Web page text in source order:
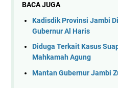
BACA JUGA
Kadisdik Provinsi Jambi
Gubernur Al Haris
Diduga Terkait Kasus
Mahkamah Agung
Mantan Gubernur Jambi